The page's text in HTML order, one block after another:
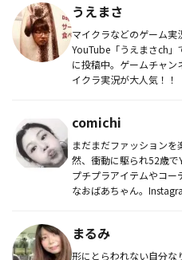
うえまさ
マイクラなどのゲーム実
YouTube「うえまさch
に投稿中。ゲームチャ
イクラ実況が大人気！！
comichi
まだまだファッション
然、衝動に駆られ52歳で
プチプラアイテムやコー
なおばあちゃん。
まるみ
形にとらわれない自分な